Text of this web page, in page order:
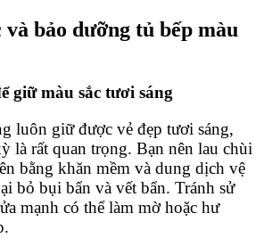
và bảo dưỡng tủ bếp màu
giữ màu sắc tươi sáng
luôn giữ được vẻ đẹp tươi sáng,
là rất quan trọng. Bạn nên lau chùi
bằng khăn mềm và dung dịch vệ
bỏ bụi bẩn và vết bẩn. Tránh sử
mạnh có thể làm mờ hoặc hư